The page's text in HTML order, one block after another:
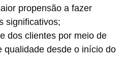
propensão a fazer
significativos;
dos clientes por meio de
qualidade desde o início do